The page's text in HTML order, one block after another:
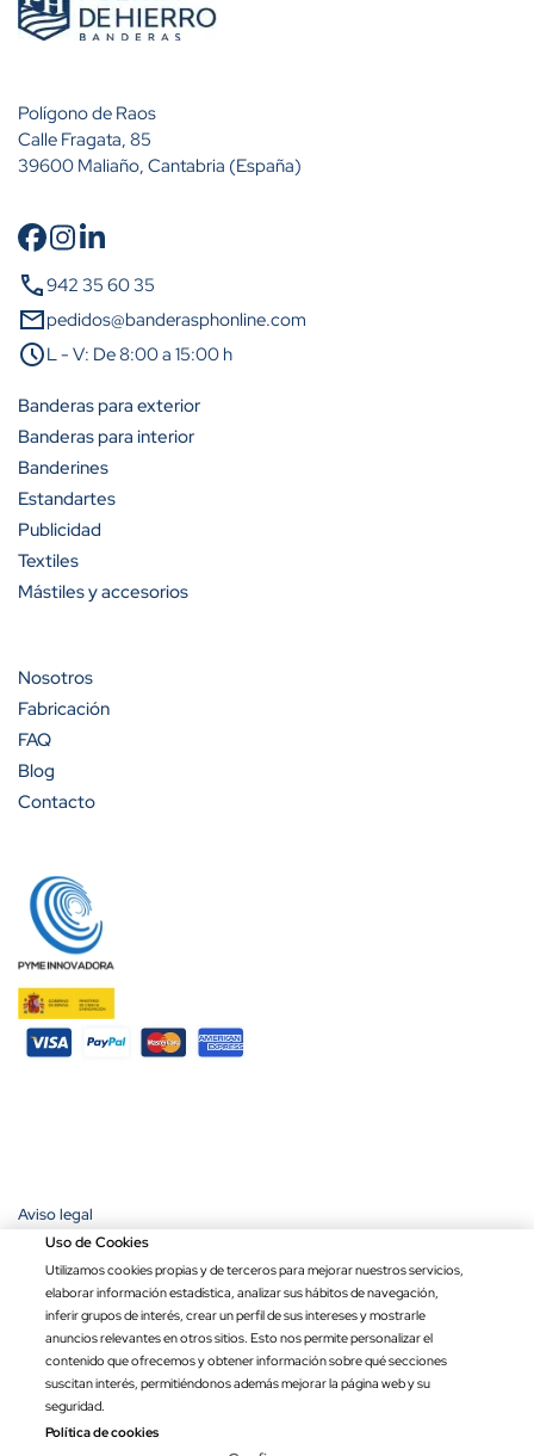
Precio por unidad
7.74 €
Opciones totales Total
Cantidad
A partir de 10 unidades
A partir de 25 unidades
A partir de 50 unidades
A partir de 100 unidades
Cantidad
A partir de 200 unidades
Polígono de Raos
Calle Fragata, 85
39600 Maliaño, Cantabria (España)
call942 35 60 35
mailpedidos@banderasphonline.com
scheduleL - V: De 8:00 a 15:00 h
Banderas para exterior
Banderas para interior
Banderines
Estandartes
Publicidad
Textiles
Mástiles y accesorios
Nosotros
Fabricación
FAQ
Blog
Contacto
Aviso legal
Política de privacidad
Condiciones de compra
Ley de transparencia
Copyright © 2026 Banderas Puerta de Hierro®. Todos los derechos
reservados.
Uso de Cookies
Utilizamos cookies propias y de terceros para mejorar nuestros servicios,
elaborar información estadística, analizar sus hábitos de navegación,
inferir grupos de interés, crear un perfil de sus intereses y mostrarle
anuncios relevantes en otros sitios. Esto nos permite personalizar el
contenido que ofrecemos y obtener información sobre qué secciones
suscitan interés, permitiéndonos además mejorar la página web y su
seguridad.
Política de cookies